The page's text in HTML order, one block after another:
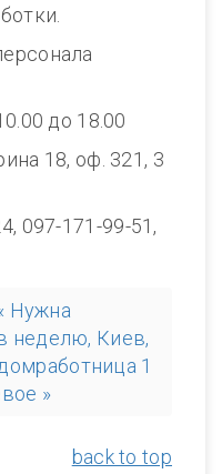
10.00 до 18.00
18, оф. 321, 3
097-171-99-51,
Нужна
неделю, Киев,
1
»
back to top